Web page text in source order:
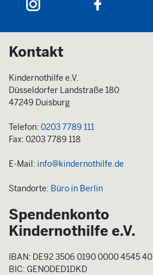
Kontakt
Kindernothilfe e.V.
Düsseldorfer Landstraße 180
47249 Duisburg
Telefon: 0203 7789 111
Fax: 0203 7789 118
E-Mail: info@kindernothilfe.de
Standorte: Büro in Berlin
Spendenkonto
Kindernothilfe e.V.
IBAN: DE92 3506 0190 0000 4545 40
BIC: GENODED1DKD